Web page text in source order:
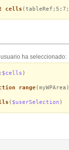
cells (tableRef;5;7;
ha seleccionado:
; $cells )
range(myWPArea)
( $userSelection )